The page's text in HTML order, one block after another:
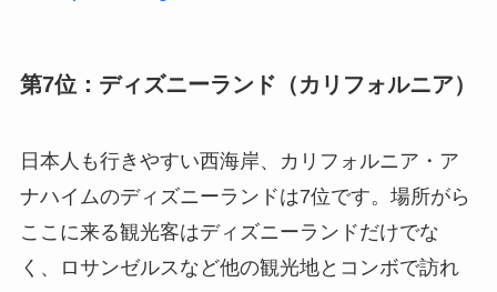
第7位：ディズニーランド（カリフォルニア）
日本人も行きやすい西海岸、カリフォルニア・ア
ナハイムのディズニーランドは7位です。場所がら
ここに来る観光客はディズニーランドだけでな
く、ロサンゼルスなど他の観光地とコンボで訪れ